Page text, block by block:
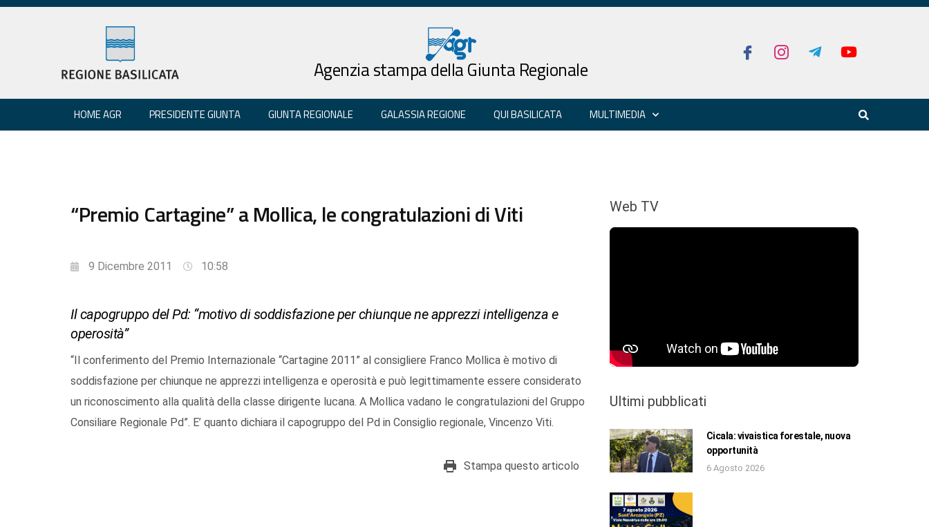
Agenzia stampa della Giunta Regionale
HOME AGR PRESIDENTE GIUNTA GIUNTA REGIONALE GALASSIA REGIONE QUI BASILICATA MULTIMEDIA
“Premio Cartagine” a Mollica, le congratulazioni di Viti
9 Dicembre 2011 10:58
Il capogruppo del Pd: “motivo di soddisfazione per chiunque ne apprezzi intelligenza e
operosità”
“Il conferimento del Premio Internazionale “Cartagine 2011” al consigliere Franco Mollica è motivo di
soddisfazione per chiunque ne apprezzi intelligenza e operosità e può legittimamente essere considerato
un riconoscimento alla qualità della classe dirigente lucana. A Mollica vadano le congratulazioni del Gruppo
Consiliare Regionale Pd”. E’ quanto dichiara il capogruppo del Pd in Consiglio regionale, Vincenzo Viti.
Stampa questo articolo
Web TV
Ultimi pubblicati
Cicala: vivaistica forestale, nuova
opportunità
6 Agosto 2026